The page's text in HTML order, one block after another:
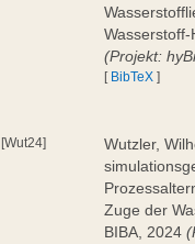
(Projekt:
[ BibTeX ]
[Wut24]
Wutzler,
Zuge der
BIBA, 2024